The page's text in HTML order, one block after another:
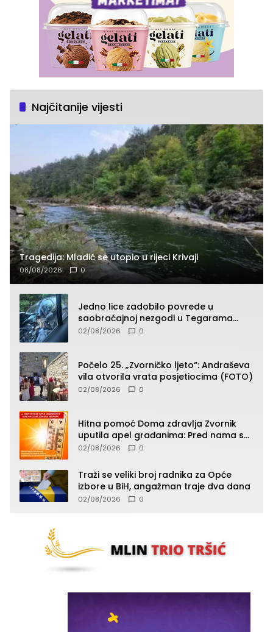
Najčitanije vijesti
Tragedija: Mladić se utopio u rijeci Krivaji
08/08/2026 0
Jedno lice zadobilo povrede u
saobraćajnoj nezgodi u Tegarama
(FOTO)
02/08/2026 0
Počelo 25. „Zvorničko ljeto“: Andraševa
vila otvorila vrata posjetiocima (FOTO)
02/08/2026 0
Hitna pomoć Doma zdravlja Zvornik
uputila apel građanima: Pred nama su
temperature do 40°C, oprez zbog
02/08/2026 0
Traži se veliki broj radnika za Opće
izbore u BiH, angažman traje dva dana
02/08/2026 0